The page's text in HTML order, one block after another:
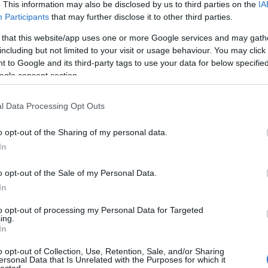
This information may also be disclosed by us to third parties on the
Participants that may further disclose it to other third parties.
that this website/app uses one or more Google services and may
but not limited to your visit or usage behaviour. You may
to Google and its third-party tags to use your data for below
consent section.
Data Processing Opt Outs
opt-out of the Sharing of my personal data.
opt-out of the Sale of my Personal Data.
opt-out of processing my Personal Data for Targeted
opt-out of Collection, Use, Retention, Sale, and/or Sharing
Data that Is Unrelated with the Purposes for which it
2017. október 05. FilmBaráth
Könyvkritika: Tóth Anikó
Dóra: Jobbra húzott
történetek (2017)
Soha meg sem fordult a fejemben, hogy
vannak, soha nem voltak és már
szexpartnert, 2. nincs…
Tovább
Szólj hozzá!
2017. október 05.írta:FilmBaráth